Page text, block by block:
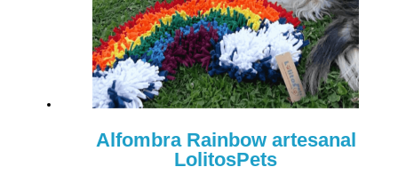
Alfombra Rainbow artesanal
LolitosPets